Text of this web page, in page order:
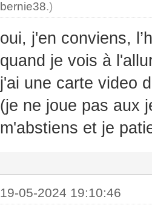
bernie38.)
oui, j'en conviens,
quand je vois à
j'ai une carte video
(je ne joue pas aux
m'abstiens et je
19-05-2024 19:10:46